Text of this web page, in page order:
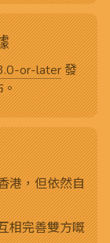
or-later發
港，但依然自
相完善雙方嘅